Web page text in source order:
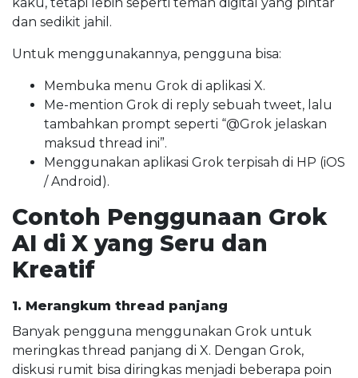
dan sedikit jahil.
Untuk menggunakannya, pengguna bisa:
Membuka menu Grok di aplikasi X.
Me-mention Grok di reply sebuah tweet, lalu
tambahkan prompt seperti “@Grok jelaskan
maksud thread ini”.
Menggunakan aplikasi Grok terpisah di HP (iOS
/ Android).
Contoh Penggunaan Grok
AI di X yang Seru dan
Kreatif
1. Merangkum thread panjang
Banyak pengguna menggunakan Grok untuk
meringkas thread panjang di X. Dengan Grok,
diskusi rumit bisa diringkas menjadi beberapa poin